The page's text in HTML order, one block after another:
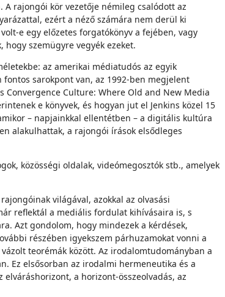
rajongói kör vezetője némileg csalódott az
ezért a néző számára nem derül ki
e egy előzetes forgatókönyv a fejében, vagy
hogy szemügyre vegyék ezeket.
az amerikai médiatudós az egyik
sarokpont van, az 1992-ben megjelent
Convergence Culture: Where Old and New Media
e könyvek, és hogyan jut el Jenkins közel 15
– napjainkkal ellentétben – a digitális kultúra
alakulhattak, a rajongói írások elsődleges
közösségi oldalak, videómegosztók stb., amelyek
világával, azokkal az olvasási
reflektál a mediális fordulat kihívásaira is, s
Azt gondolom, hogy mindezek a kérdések,
részében igyekszem párhuzamokat vonni a
teorémák között. Az irodalomtudományban a
Ez elsősorban az irodalmi hermeneutika és a
elváráshorizont, a horizont-összeolvadás, az